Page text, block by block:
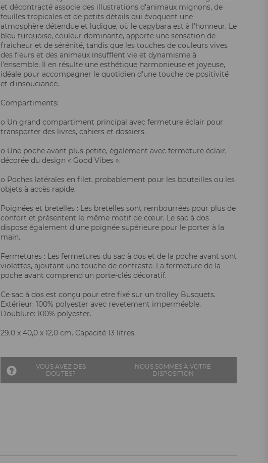
et décontracté associe des illustrations d'animaux mignons, de
feuilles tropicales et de petits détails qui évoquent une
atmosphère détendue et ludique, où le capybara est à l'honneur. Le
bleu turquoise, couleur dominante, apporte une sensation de
fraîcheur et de sérénité, tandis que les touches de couleurs vives
des fleurs et des animaux insufflent vie et dynamisme à
l'ensemble. Il en résulte une esthétique harmonieuse et joyeuse,
idéale pour accompagner le quotidien d'une touche de positivité
et d'insouciance.
Compartiments:
o Un grand compartiment principal avec fermeture éclair pour
transporter des livres, cahiers et dossiers.
o Une poche avant plus petite, également avec fermeture éclair,
décorée du design « Good Vibes ».
o Poches latérales en filet, probablement pour les bouteilles ou les
objets à accès rapide.
Poignées et bretelles : Les bretelles sont rembourrées pour plus de
confort et présentent le même motif de cœur. Le sac à dos
dispose également d'une poignée supérieure pour le porter à la
main.
Fermetures : Les fermetures du sac à dos et de la poche avant sont
violettes, ajoutant une touche de contraste. La fermeture de la
poche avant comprend un porte-clés décoratif.
Ce sac à dos est conçu pour etre fixé sur un trolley Busquets.
Extérieur: 100% polyester avec revetement imperméable.
Doublure: 100% polyester.
29,0 x 40,0 x 12,0 cm. Capacité 13 litres.
VOUS AVEZ DES
DOUTES?
NOUS SOMMES À VOTRE
DISPOSITION